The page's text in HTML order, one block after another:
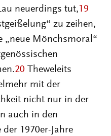
neuerdings tut, 19
zu zeihen,
„neue Mönchsmoral“
20 Theweleits
mit der
nicht nur in der
auch in den
1970er-Jahre